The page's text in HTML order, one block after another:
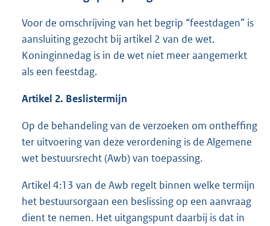
Voor de omschrijving van het begrip “feestdagen” is
aansluiting gezocht bij artikel 2 van de wet.
Koninginnedag is in de wet niet meer aangemerkt
als een feestdag.
Artikel 2. Beslistermijn
Op de behandeling van de verzoeken om ontheffing
ter uitvoering van deze verordening is de Algemene
wet bestuursrecht (Awb) van toepassing.
Artikel 4:13 van de Awb regelt binnen welke termijn
het bestuursorgaan een beslissing op een aanvraag
dient te nemen. Het uitgangspunt daarbij is dat in